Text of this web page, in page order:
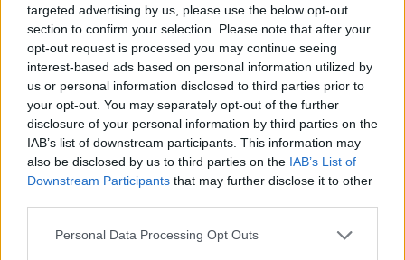
targeted advertising by us, please use the below opt-out
section to confirm your selection. Please note that after your
opt-out request is processed you may continue seeing
interest-based ads based on personal information utilized by
us or personal information disclosed to third parties prior to
your opt-out. You may separately opt-out of the further
disclosure of your personal information by third parties on the
IAB’s list of downstream participants. This information may
also be disclosed by us to third parties on the IAB’s List of
Downstream Participants that may further disclose it to other
Personal Data Processing Opt Outs
Altri articoli che potrebbero piacerti